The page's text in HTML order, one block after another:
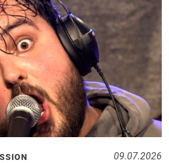
09.07.2026